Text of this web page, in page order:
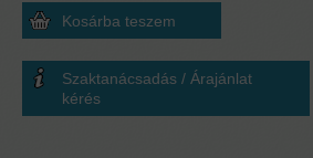
Szaktanácsadás / Árajánlat
kérés